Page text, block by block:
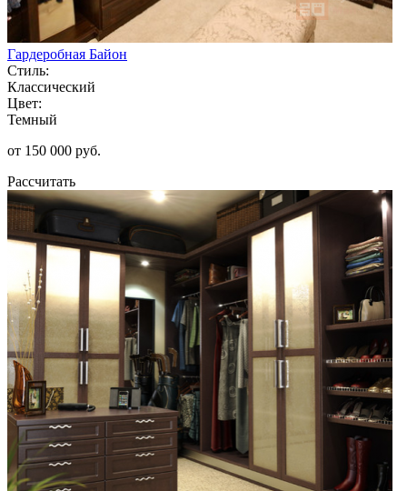
Гардеробная Байон
Стиль:
Классический
Цвет:
Темный
от 150 000 руб.
Рассчитать